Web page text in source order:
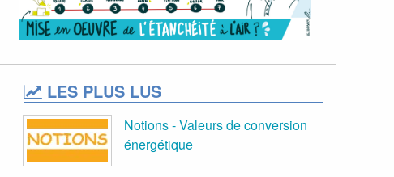
LES PLUS LUS
Notions - Valeurs de conversion
énergétique